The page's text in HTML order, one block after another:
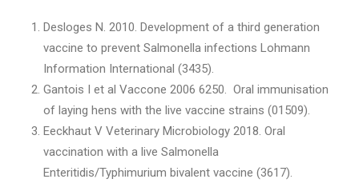
Desloges N. 2010. Development of a third generation
vaccine to prevent Salmonella infections Lohmann
Information International (3435).
Gantois I et al Vaccone 2006 6250. Oral immunisation
of laying hens with the live vaccine strains (01509).
Eeckhaut V Veterinary Microbiology 2018. Oral
vaccination with a live Salmonella
Enteritidis/Typhimurium bivalent vaccine (3617).